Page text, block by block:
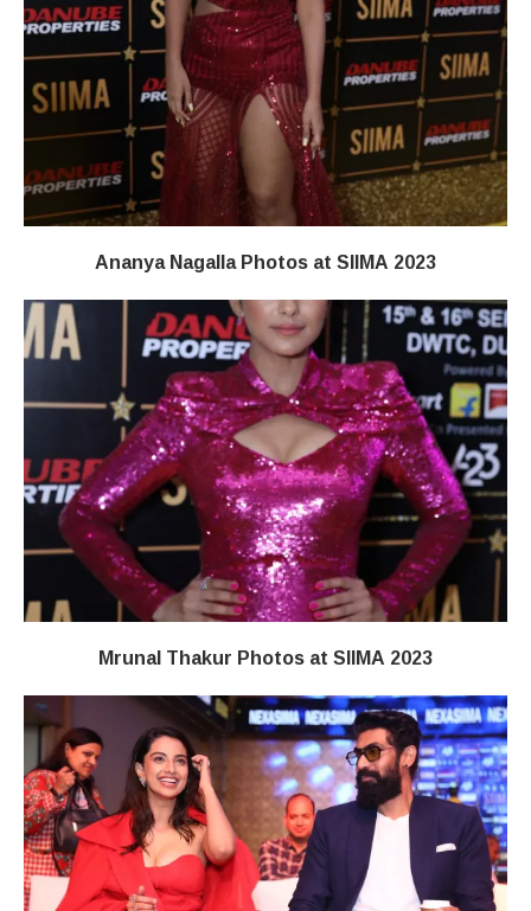
Ananya Nagalla Photos at SIIMA 2023
Mrunal Thakur Photos at SIIMA 2023